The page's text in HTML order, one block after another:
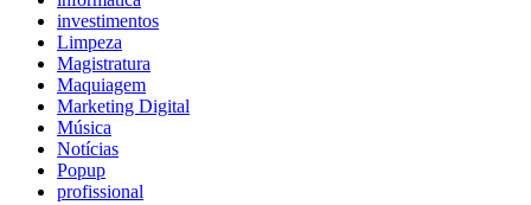
investimentos
Limpeza
Magistratura
Maquiagem
Marketing Digital
Música
Notícias
Popup
profissional